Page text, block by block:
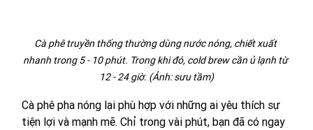
Cà phê truyền thống thường dùng nước nóng, chiết xuất
nhanh trong 5 - 10 phút. Trong khi đó, cold brew cần ủ lạnh từ
12 - 24 giờ. (Ảnh: sưu tầm)
Cà phê pha nóng lại phù hợp với những ai yêu thích sự
tiện lợi và mạnh mẽ. Chỉ trong vài phút, bạn đã có ngay